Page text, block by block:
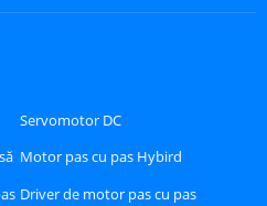
Servomotor DC
Motor pas cu pas Hybird
Driver de motor pas cu pas